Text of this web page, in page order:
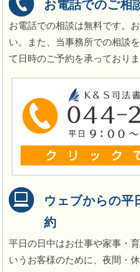
お電話でのご相
お電話での相談は無料です。
い。また、当事務所での相談
て日時のご予約を承っておりま
ウェブからの平
約
平日の日中はお仕事や家事・
いうお客様のために、夜間・